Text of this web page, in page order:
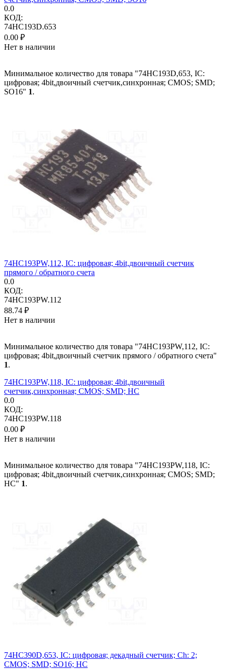
0.0
КОД:
74HC193D.653
0.00 ₽
Нет в наличии
Минимальное количество для товара "74HC193D,653, IC:
цифровая; 4bit,двоичный счетчик,синхронная; CMOS; SMD;
SO16" 1.
74HC193PW,112, IC: цифровая; 4bit,двоичный счетчик
прямого / обратного счета
0.0
КОД:
74HC193PW.112
88.74 ₽
Нет в наличии
Минимальное количество для товара "74HC193PW,112, IC:
цифровая; 4bit,двоичный счетчик прямого / обратного счета"
1.
74HC193PW,118, IC: цифровая; 4bit,двоичный
счетчик,синхронная; CMOS; SMD; HC
0.0
КОД:
74HC193PW.118
0.00 ₽
Нет в наличии
Минимальное количество для товара "74HC193PW,118, IC:
цифровая; 4bit,двоичный счетчик,синхронная; CMOS; SMD;
HC" 1.
74HC390D,653, IC: цифровая; декадный счетчик; Ch: 2;
CMOS; SMD; SO16; HC